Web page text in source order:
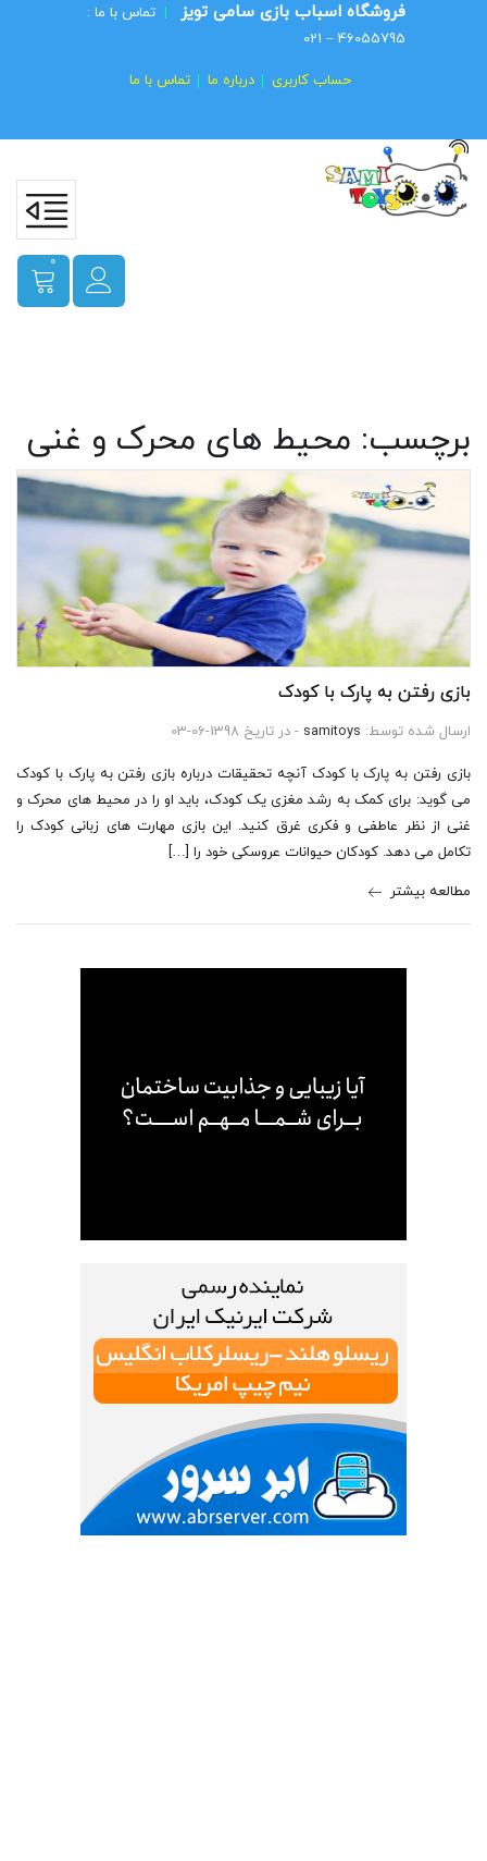
فروشگاه اسباب بازی سامی تویز | تماس با ما :
46055795 – 021
حساب کاربری درباره ما تماس با ما
0
برچسب: محیط های محرک و غنی
بازی رفتن به پارک با کودک
ارسال شده توسط: samitoys - در تاریخ 1398-06-03
بازی رفتن به پارک با کودک آنچه تحقیقات درباره بازی رفتن به پارک با کودک
می گوید: برای کمک به رشد مغزی یک کودک، باید او را در محیط های محرک و
غنی از نظر عاطفی و فکری غرق کنید. این بازی مهارت های زبانی کودک را
تکامل می دهد. کودکان حیوانات عروسکی خود را […]
مطالعه بیشتر